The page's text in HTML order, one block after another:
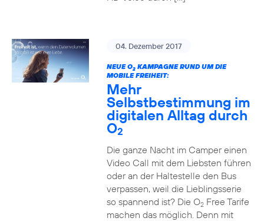
04. Dezember 2017
NEUE O2KAMPAGNE RUND UM DIE
MOBILE FREIHEIT:
Mehr
Selbstbestimmung im
digitalen Alltag durch
O2
Die ganze Nacht im Camper einen
Video Call mit dem Liebsten führen
oder an der Haltestelle den Bus
verpassen, weil die Lieblingsserie
so spannend ist? Die O2Free Tarife
machen das möglich. Denn mit